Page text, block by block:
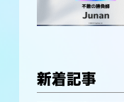
新着記事